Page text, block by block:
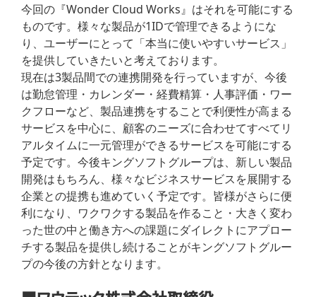
今回の『Wonder Cloud Works』はそれを可能にする
ものです。様々な製品が1IDで管理できるようにな
り、ユーザーにとって「本当に使いやすいサービス」
を提供していきたいと考えております。
現在は3製品間での連携開発を行っていますが、今後
は勤怠管理・カレンダー・経費精算・人事評価・ワー
クフローなど、製品連携をすることで利便性が高まる
サービスを中心に、顧客のニーズに合わせてすべてリ
アルタイムに一元管理ができるサービスを可能にする
予定です。今後キングソフトグループは、新しい製品
開発はもちろん、様々なビジネスサービスを展開する
企業との提携も進めていく予定です。皆様がさらに便
利になり、ワクワクする製品を作ること・大きく変わ
った世の中と働き方への課題にダイレクトにアプロー
チする製品を提供し続けることがキングソフトグルー
プの今後の方針となります。